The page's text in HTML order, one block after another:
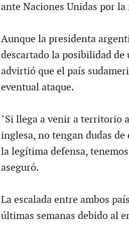
ante Naciones Unidas por
Aunque la presidenta
descartado la posibilidad
advirtió que el país
eventual ataque.
"Si llega a venir a territorio
inglesa, no tengan dudas de
la legítima defensa,
aseguró.
La escalada entre ambos
últimas semanas debido al